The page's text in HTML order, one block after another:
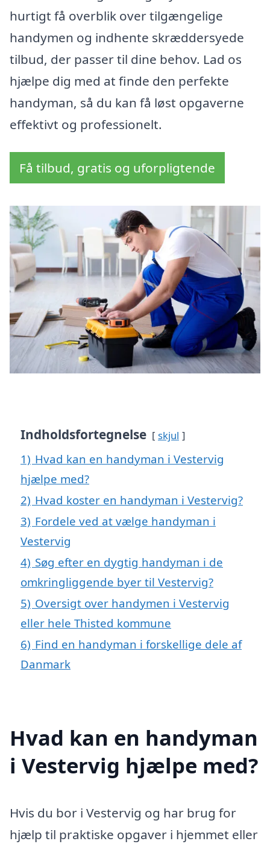
hurtigt få overblik over tilgængelige
handymen og indhente skræddersyede
tilbud, der passer til dine behov. Lad os
hjælpe dig med at finde den perfekte
handyman, så du kan få løst opgaverne
effektivt og professionelt.
Få tilbud, gratis og uforpligtende
Indholdsfortegnelse skjul
1) Hvad kan en handyman i Vestervig
hjælpe med?
2) Hvad koster en handyman i Vestervig?
3) Fordele ved at vælge handyman i
Vestervig
4) Søg efter en dygtig handyman i de
omkringliggende byer til Vestervig?
5) Oversigt over handymen i Vestervig
eller hele Thisted kommune
6) Find en handyman i forskellige dele af
Danmark
Hvad kan en handyman
i Vestervig hjælpe med?
Hvis du bor i Vestervig og har brug for
hjælp til praktiske opgaver i hjemmet eller